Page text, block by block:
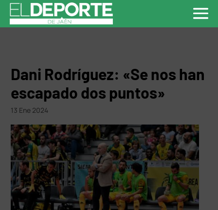
Dani Rodríguez: «Se nos han
escapado dos puntos»
13 Ene 2024